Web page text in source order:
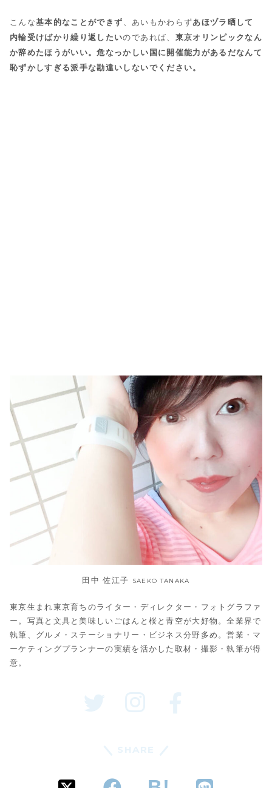
こんな基本的なことができず 、あいもかわらずあほヅラ晒して
内輪受けばかり繰り返したいのであれば、 東京オリンピックなん
か辞めたほうがいい。危なっかしい国に開催能力があるだなんて
恥ずかしすぎる派手な勘違いしないでください。
田中 佐江子 SAEKO TANAKA
東京生まれ東京育ちのライター・ディレクター・フォトグラファ
ー。写真と文具と美味しいごはんと桜と青空が大好物。全業界で
執筆、グルメ・ステーショナリー・ビジネス分野多め。営業・マ
ーケティングプランナーの実績を活かした取材・撮影・執筆が得
意。